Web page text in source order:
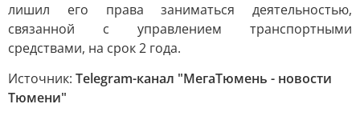
лишил его права заниматься деятельностью,
связанной с управлением транспортными
средствами, на срок 2 года.
Источник: Telegram-канал "МегаТюмень - новости
Тюмени"